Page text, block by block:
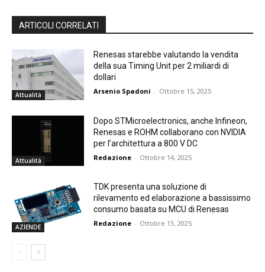
ARTICOLI CORRELATI
Attualità
Renesas starebbe valutando la vendita
della sua Timing Unit per 2 miliardi di
dollari
Arsenio Spadoni - Ottobre 15, 2025
Attualità
Dopo STMicroelectronics, anche Infineon,
Renesas e ROHM collaborano con NVIDIA
per l’architettura a 800 V DC
Redazione - Ottobre 14, 2025
AZIENDE
TDK presenta una soluzione di
rilevamento ed elaborazione a bassissimo
consumo basata su MCU di Renesas
Redazione - Ottobre 13, 2025